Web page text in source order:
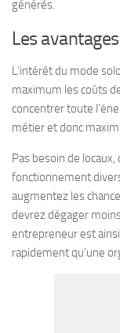
générés.
Les
L’intérêt du mode
maximum les coûts
concentrer toute
métier et donc
Pas besoin de
fonctionnement
augmentez les
devrez dégager
entrepreneur est
rapidement qu’une